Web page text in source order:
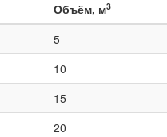
Объём, м3
5
10
15
20